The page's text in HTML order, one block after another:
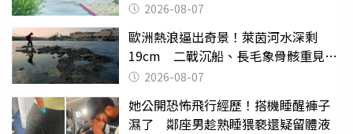
2026-08-07
歐洲熱浪逼出奇景！萊茵河水深剩
19cm 二戰沉船、長毛象骨骸重見天
日 2026-08-07
她公開恐怖飛行經歷！搭機睡醒褲子
濕了 鄰座男趁熟睡猥褻還疑留體液